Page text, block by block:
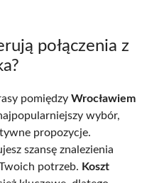
połączenia z
pomiędzy Wrocławiem
wybór,
propozycje.
szansę znalezienia
potrzeb. Koszt